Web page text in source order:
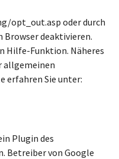
opt_out.asp oder durch
deaktivieren.
Hilfe-Funktion. Näheres
allgemeinen
erfahren Sie unter:
Plugin des
Betreiber von Google